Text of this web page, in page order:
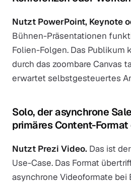
Nutzt PowerPoint, Keynote
Bühnen-Präsentationen
Folien-Folgen. Das Publikum
durch das zoombare Canvas
erwartet selbstgesteuertes
Solo, der asynchrone
primäres Content-
Nutzt Prezi Video. Das ist
Use-Case. Das Format
asynchrone Videoformate bei